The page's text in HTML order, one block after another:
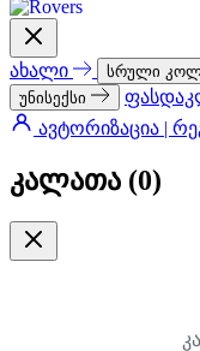
ახალი სრული
უნისექსი
ავტორიზაცია |
კალათა (0)